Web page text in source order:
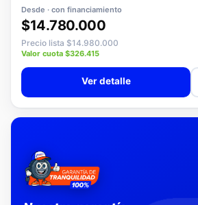
📍 Movicenter
Desde · con financiamiento
$14.780.000
Precio lista $14.980.000
Valor cuota $326.415